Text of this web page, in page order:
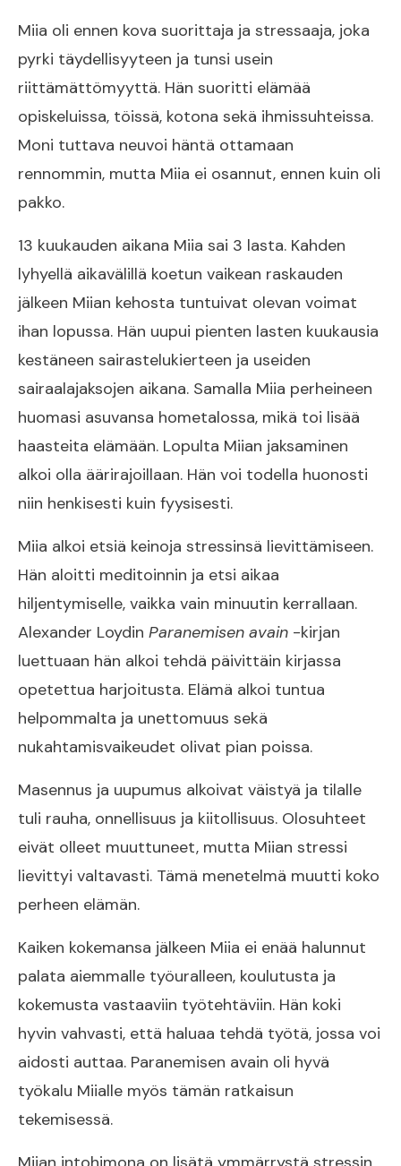
Miia oli ennen kova suorittaja ja stressaaja, joka
pyrki täydellisyyteen ja tunsi usein
riittämättömyyttä. Hän suoritti elämää
opiskeluissa, töissä, kotona sekä ihmissuhteissa.
Moni tuttava neuvoi häntä ottamaan
rennommin, mutta Miia ei osannut, ennen kuin oli
pakko.
13 kuukauden aikana Miia sai 3 lasta. Kahden
lyhyellä aikavälillä koetun vaikean raskauden
jälkeen Miian kehosta tuntuivat olevan voimat
ihan lopussa. Hän uupui pienten lasten kuukausia
kestäneen sairastelukierteen ja useiden
sairaalajaksojen aikana. Samalla Miia perheineen
huomasi asuvansa hometalossa, mikä toi lisää
haasteita elämään. Lopulta Miian jaksaminen
alkoi olla äärirajoillaan. Hän voi todella huonosti
niin henkisesti kuin fyysisesti.
Miia alkoi etsiä keinoja stressinsä lievittämiseen.
Hän aloitti meditoinnin ja etsi aikaa
hiljentymiselle, vaikka vain minuutin kerrallaan.
Alexander Loydin Paranemisen avain -kirjan
luettuaan hän alkoi tehdä päivittäin kirjassa
opetettua harjoitusta. Elämä alkoi tuntua
helpommalta ja unettomuus sekä
nukahtamisvaikeudet olivat pian poissa.
Masennus ja uupumus alkoivat väistyä ja tilalle
tuli rauha, onnellisuus ja kiitollisuus. Olosuhteet
eivät olleet muuttuneet, mutta Miian stressi
lievittyi valtavasti. Tämä menetelmä muutti koko
perheen elämän.
Kaiken kokemansa jälkeen Miia ei enää halunnut
palata aiemmalle työuralleen, koulutusta ja
kokemusta vastaaviin työtehtäviin. Hän koki
hyvin vahvasti, että haluaa tehdä työtä, jossa voi
aidosti auttaa. Paranemisen avain oli hyvä
työkalu Miialle myös tämän ratkaisun
tekemisessä.